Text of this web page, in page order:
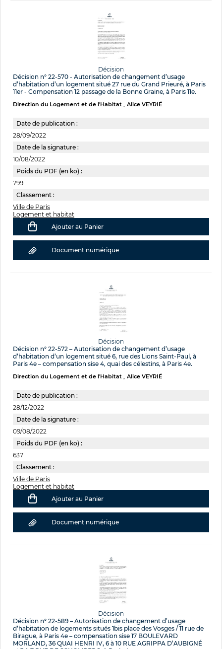
Décision
Décision n° 22-570 - Autorisation de changement d’usage
d’habitation d’un logement situé 27 rue du Grand Prieuré, à Paris
11er - Compensation 12 passage de la Bonne Graine, à Paris 11e.
Direction du Logement et de l'Habitat Alice VEYRIÉ
Date de publication :
28/09/2022
Date de la signature :
10/08/2022
Poids du PDF (en ko) :
799
Classement :
Ville de Paris
Logement et habitat
Ajouter au Panier
Document numérique
Décision
Décision n° 22-572 – Autorisation de changement d’usage
d’habitation d’un logement situé 6, rue des Lions Saint-Paul, à
Paris 4e – compensation sise 4, quai des célestins, à Paris 4e.
Direction du Logement et de l'Habitat Alice VEYRIÉ
Date de publication :
28/12/2022
Date de la signature :
09/08/2022
Poids du PDF (en ko) :
637
Classement :
Ville de Paris
Logement et habitat
Ajouter au Panier
Document numérique
Décision
Décision n° 22-589 – Autorisation de changement d’usage
d’habitation de logements situés 1bis place des Vosges / 11 rue de
Birague, à Paris 4e – compensation sise 17 BOULEVARD
MORLAND, 36 QUAI HENRI IV, 6 à 10 RUE AGRIPPA D’AUBIGNÉ